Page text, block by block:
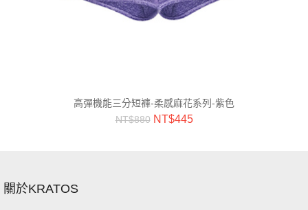
高彈機能三分短褲-柔感麻花系列-紫色
NT$880 NT$445
關於KRATOS